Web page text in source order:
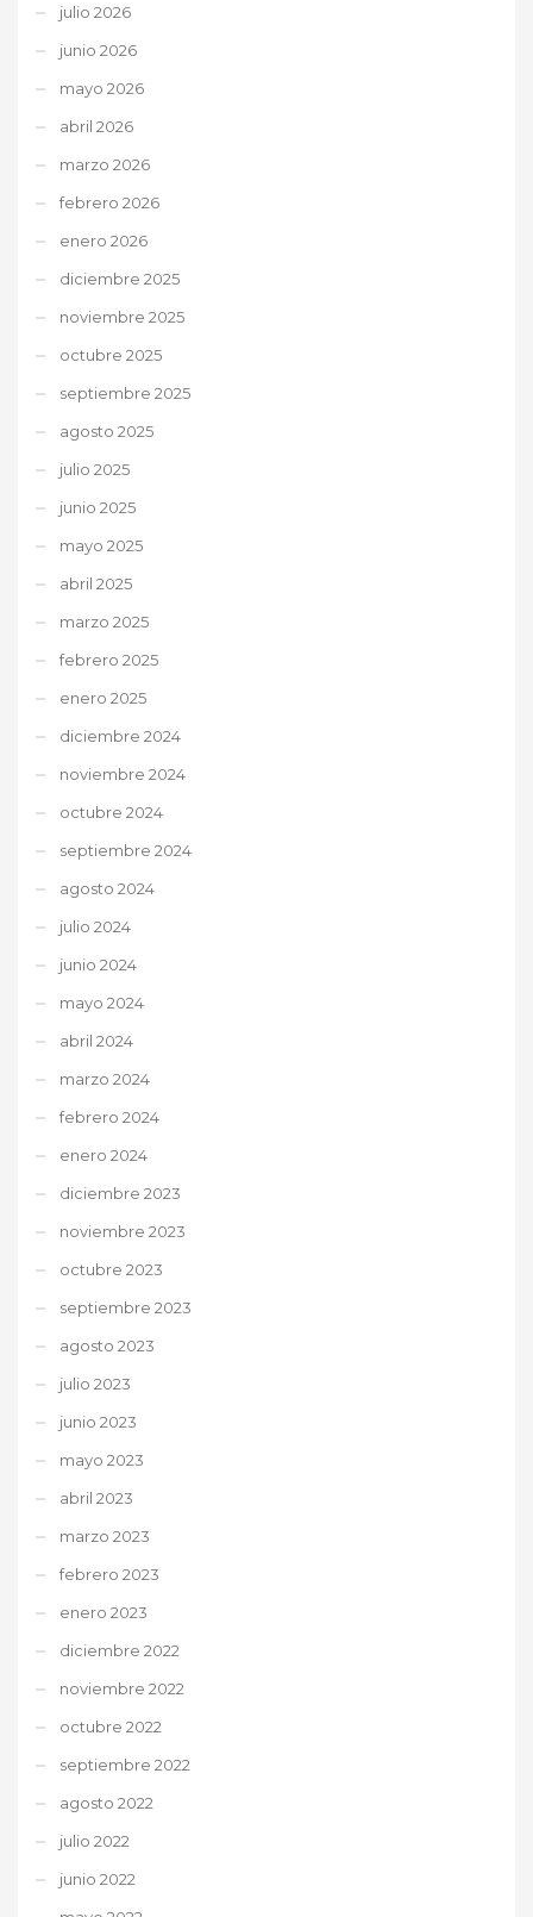
julio 2026
junio 2026
mayo 2026
abril 2026
marzo 2026
febrero 2026
enero 2026
diciembre 2025
noviembre 2025
octubre 2025
septiembre 2025
agosto 2025
julio 2025
junio 2025
mayo 2025
abril 2025
marzo 2025
febrero 2025
enero 2025
diciembre 2024
noviembre 2024
octubre 2024
septiembre 2024
agosto 2024
julio 2024
junio 2024
mayo 2024
abril 2024
marzo 2024
febrero 2024
enero 2024
diciembre 2023
noviembre 2023
octubre 2023
septiembre 2023
agosto 2023
julio 2023
junio 2023
mayo 2023
abril 2023
marzo 2023
febrero 2023
enero 2023
diciembre 2022
noviembre 2022
octubre 2022
septiembre 2022
agosto 2022
julio 2022
junio 2022